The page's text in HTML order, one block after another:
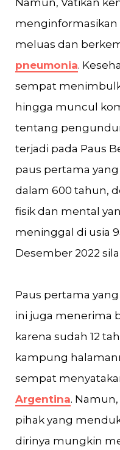
Namun, Vatikan
menginformasikan
meluas dan
pneumonia.
sempat
hingga muncul
tentang
terjadi pada Paus
paus pertama
dalam 600 tahun,
fisik dan mental
meninggal di usia
Desember 2022
Paus pertama
ini juga menerima
karena sudah 12
kampung
sempat
Argentina.
pihak yang
dirinya mungkin